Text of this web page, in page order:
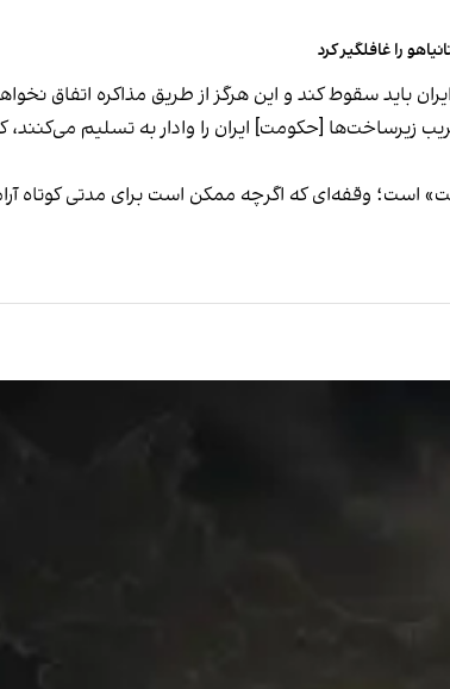
را غافلگیر کرد
باید سقوط کند و این هرگز از طریق مذاکره اتفاق
زیرساخت‌ها [حکومت] ایران را وادار به تسلیم می‌کنند،
است؛ وقفه‌ای که اگرچه ممکن است برای مدتی کوتاه